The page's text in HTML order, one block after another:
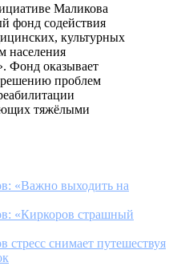
Маликова
фонд содействия
культурных
населения
оказывает
решению проблем
тяжёлыми
«Важно выходить на
«Киркоров страшный
снимает путешествуя